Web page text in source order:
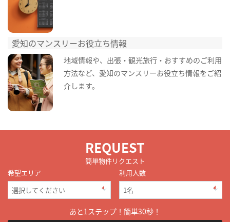
愛知のマンスリーお役立ち情報
地域情報や、出張・観光旅行・おすすめのご利用
方法など、愛知のマンスリーお役立ち情報をご紹
介します。
REQUEST
簡単物件リクエスト
希望エリア
利用人数
あと1ステップ！簡単30秒！